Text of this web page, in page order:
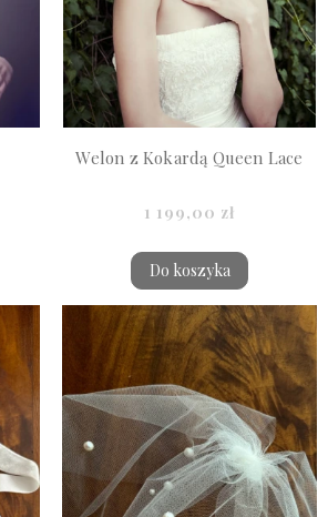
Welon z Kokardą Queen Lace
1 199,00 zł
Do koszyka